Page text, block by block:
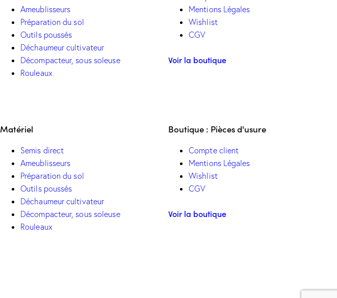
Ameublisseurs
Préparation du sol
Outils poussés
Déchaumeur cultivateur
Décompacteur, sous soleuse
Rouleaux
Mentions Légales
Wishlist
CGV
Voir la boutique
Matériel
Semis direct
Ameublisseurs
Préparation du sol
Outils poussés
Déchaumeur cultivateur
Décompacteur, sous soleuse
Rouleaux
Boutique : Pièces d'usure
Compte client
Mentions Légales
Wishlist
CGV
Voir la boutique